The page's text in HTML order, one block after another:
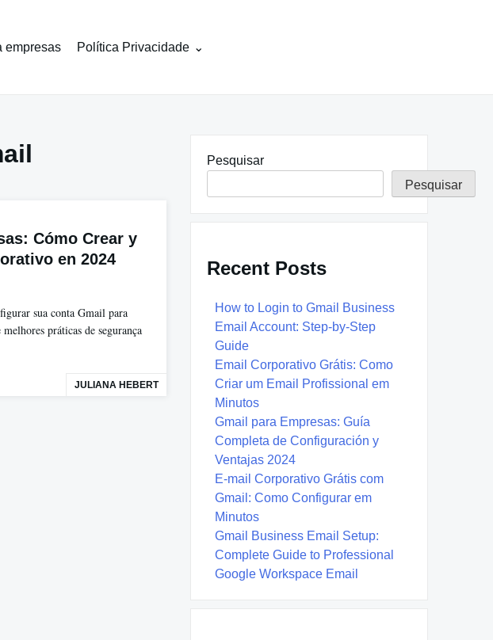
empresas Política Privacidade
Cómo Crear y
en 2024
sua conta Gmail para
práticas de segurança
JULIANA HEBERT
Pesquisar
Pesquisar
Recent Posts
How to Login to Gmail Business
Email Account: Step-by-Step
Guide
Email Corporativo Grátis: Como
Criar um Email Profissional em
Minutos
Gmail para Empresas: Guía
Completa de Configuración y
Ventajas 2024
E-mail Corporativo Grátis com
Gmail: Como Configurar em
Minutos
Gmail Business Email Setup:
Complete Guide to Professional
Google Workspace Email